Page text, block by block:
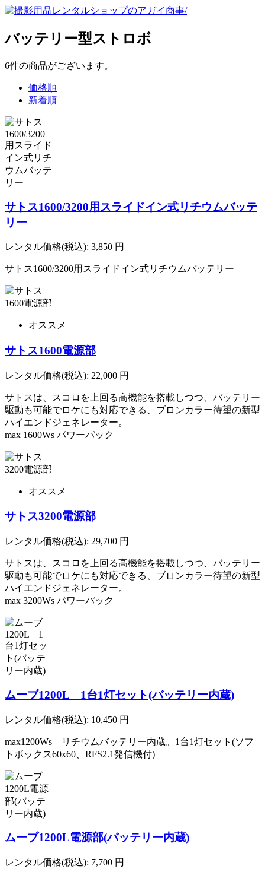
バッテリー型ストロボ
6件の商品がございます。
価格順
新着順
サトス1600/3200用スライドイン式リチウムバッテ
リー
レンタル価格(税込): 3,850 円
サトス1600/3200用スライドイン式リチウムバッテリー
オススメ
サトス1600電源部
レンタル価格(税込): 22,000 円
サトスは、スコロを上回る高機能を搭載しつつ、バッテリー
駆動も可能でロケにも対応できる、ブロンカラー待望の新型
ハイエンドジェネレーター。
max 1600Ws パワーパック
オススメ
サトス3200電源部
レンタル価格(税込): 29,700 円
サトスは、スコロを上回る高機能を搭載しつつ、バッテリー
駆動も可能でロケにも対応できる、ブロンカラー待望の新型
ハイエンドジェネレーター。
max 3200Ws パワーパック
ムーブ1200L 1台1灯セット(バッテリー内蔵)
レンタル価格(税込): 10,450 円
max1200Ws リチウムバッテリー内蔵。1台1灯セット(ソフ
トボックス60x60、RFS2.1発信機付)
ムーブ1200L電源部(バッテリー内蔵)
レンタル価格(税込): 7,700 円